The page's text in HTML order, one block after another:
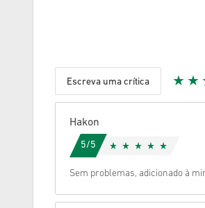
Escreva uma crítica
Hakon
5/5
Sem problemas, adicionado à